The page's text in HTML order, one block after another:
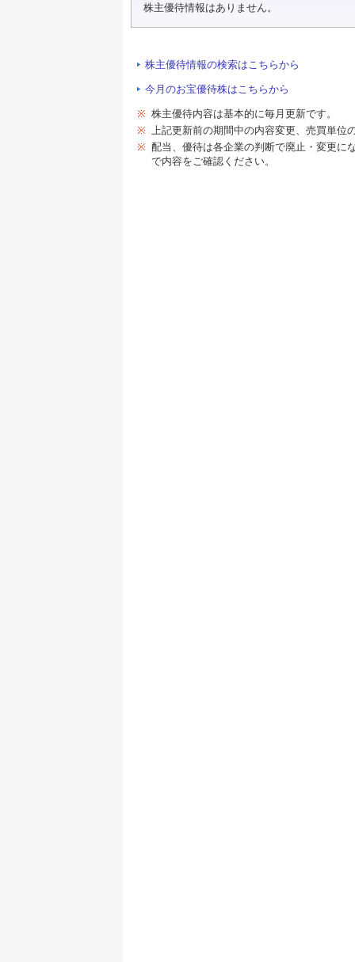
株主優待情報はありません。
株主優待情報の検索はこちらから
今月のお宝優待株はこちらから
※ 株主優待内容は基本的に毎月更新です。
※ 上記更新前の期間中の内容変更、売買単位
※ 配当、優待は各企業の判断で廃止・変更に
で内容をご確認ください。